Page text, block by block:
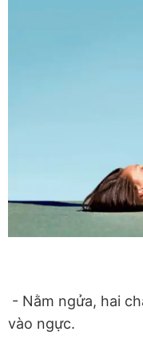
- Nằm ngửa, hai
vào ngực.